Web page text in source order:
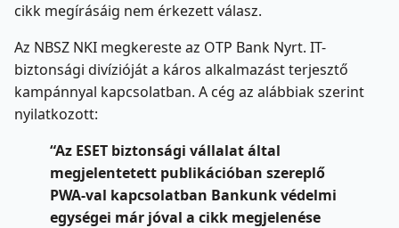
cikk megírásáig nem érkezett válasz.
Az NBSZ NKI megkereste az OTP Bank Nyrt. IT-
biztonsági divízióját a káros alkalmazást terjesztő
kampánnyal kapcsolatban. A cég az alábbiak szerint
nyilatkozott:
“Az ESET biztonsági vállalat által
megjelentetett publikációban szereplő
PWA-val kapcsolatban Bankunk védelmi
egységei már jóval a cikk megjelenése